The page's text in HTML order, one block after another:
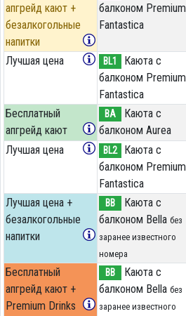
апгрейд кают +
безалкогольные
напитки
балконом Premium
Fantastica
Лучшая цена BL1
Каюта с
балконом Premium
Fantastica
Бесплатный
апгрейд кают
BA
Каюта с
балконом Aurea
Лучшая цена BL2
Каюта с
балконом Premium
Fantastica
Лучшая цена +
безалкогольные
напитки
BB
Каюта с
балконом Bella без
заранее известного
номера
Бесплатный
апгрейд кают +
Premium Drinks
BB
Каюта с
балконом Bella без
заранее известного